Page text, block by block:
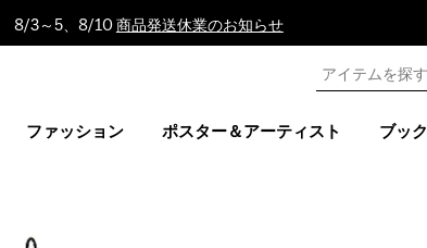
8/3～5、8/10 商品発送休業のお知らせ
ファッション ポスター＆アーティスト ブック